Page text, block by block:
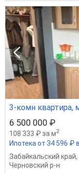
3-комн квартира,
6 500 000 ₽
108 333 ₽ за м2
Ипотека от 34 596 ₽
Забайкальский край,
Черновский р-н